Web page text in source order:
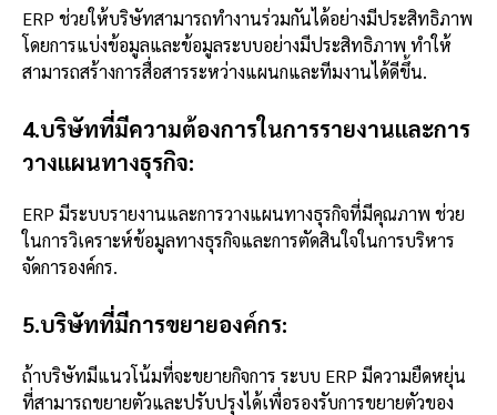
ERP ช่วยให้บริษัทสามารถทำงานร่วมกันได้อย่างมีประสิทธิภาพ
โดยการแบ่งข้อมูลและข้อมูลระบบอย่างมีประสิทธิภาพ ทำให้
สามารถสร้างการสื่อสารระหว่างแผนกและทีมงานได้ดีขึ้น.
4.บริษัทที่มีความต้องการในการรายงานและการ
วางแผนทางธุรกิจ:
ERP มีระบบรายงานและการวางแผนทางธุรกิจที่มีคุณภาพ ช่วย
ในการวิเคราะห์ข้อมูลทางธุรกิจและการตัดสินใจในการบริหาร
จัดการองค์กร.
5.บริษัทที่มีการขยายองค์กร:
ถ้าบริษัทมีแนวโน้มที่จะขยายกิจการ ระบบ ERP มีความยืดหยุ่น
ที่สามารถขยายตัวและปรับปรุงได้เพื่อรองรับการขยายตัวของ